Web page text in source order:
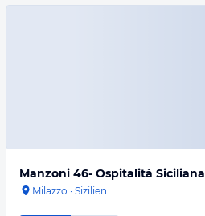
Manzoni 46- Ospitalità Siciliana
Milazzo · Sizilien